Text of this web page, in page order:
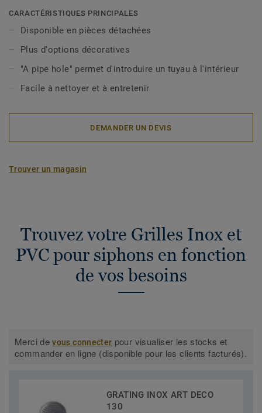
ronde et sont adaptées à différentes conditions
d'utilisation (sortie, hauteur, diamètre et débit). Les grilles
Inox existent en 2 modèles : Drop, Art Deco. Les grilles
Inox ne sont pas incluses avec les siphons et doivent être
commandées séparément.
Nos grilles sont compatibles avec Minimax S-Series et
CARACTÉRISTIQUES PRINCIPALES
Disponible en pièces détachées
Plus d'options décoratives
"A pipe hole" permet d'introduire un tuyau à l'intérieur
Facile à nettoyer et à entretenir
DEMANDER UN DEVIS
Trouver un magasin
Trouvez votre Grilles Inox et
PVC pour siphons en fonction
de vos besoins
Merci devous connecter pour visualiser les stocks et
commander en ligne (disponible pour les clients facturés).
GRATING INOX ART DECO
130